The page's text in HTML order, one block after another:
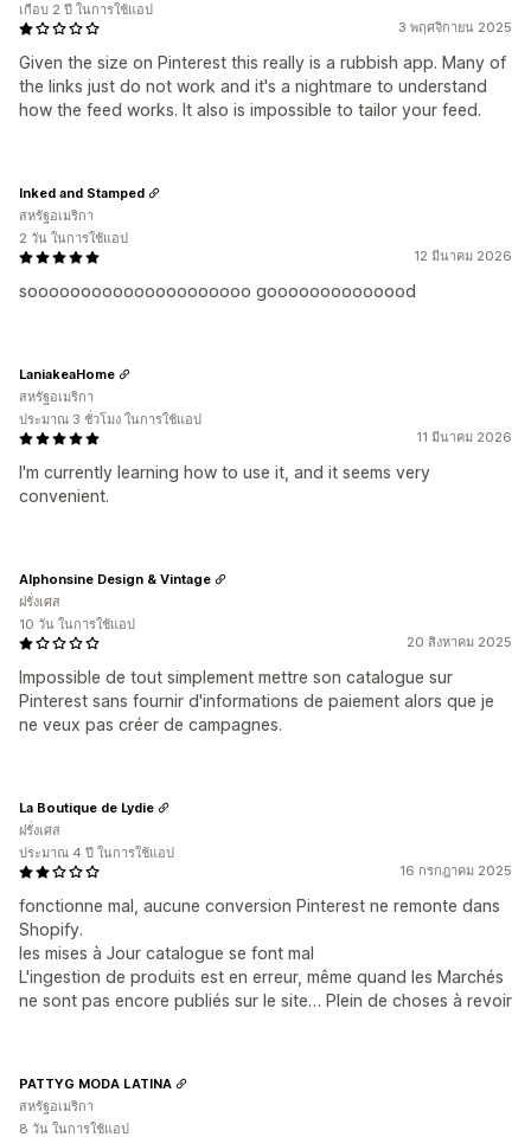
3 พฤศจิกายน 2025
Given the size on Pinterest this really is a rubbish app. Many of
the links just do not work and it's a nightmare to understand
how the feed works. It also is impossible to tailor your feed.
เกือบ 2 ปี ในการใช้แอป
12 มีนาคม 2026
sooooooooooooooooooooo goooooooooooood
Inked and Stamped
สหรัฐอเมริกา
2 วัน ในการใช้แอป
11 มีนาคม 2026
I'm currently learning how to use it, and it seems very
convenient.
LaniakeaHome
สหรัฐอเมริกา
ประมาณ 3 ชั่วโมง ในการใช้แอป
20 สิงหาคม 2025
Impossible de tout simplement mettre son catalogue sur
Pinterest sans fournir d'informations de paiement alors que je
ne veux pas créer de campagnes.
Alphonsine Design & Vintage
ฝรั่งเศส
10 วัน ในการใช้แอป
16 กรกฎาคม 2025
fonctionne mal, aucune conversion Pinterest ne remonte dans
Shopify.
les mises à Jour catalogue se font mal
L'ingestion de produits est en erreur, même quand les Marchés
ne sont pas encore publiés sur le site… Plein de choses à revoir
La Boutique de Lydie
ฝรั่งเศส
ประมาณ 4 ปี ในการใช้แอป
PATTYG MODA LATINA
สหรัฐอเมริกา
8 วัน ในการใช้แอป